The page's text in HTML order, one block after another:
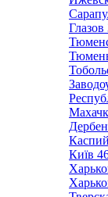
Глазов
Київ